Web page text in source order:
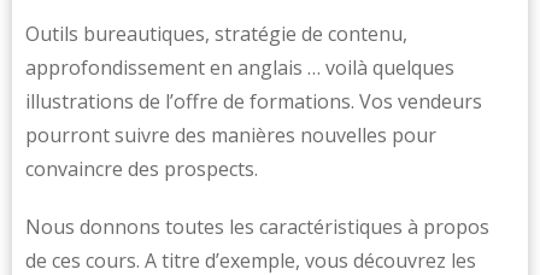
Outils bureautiques, stratégie de contenu,
approfondissement en anglais … voilà quelques
illustrations de l’offre de formations. Vos vendeurs
pourront suivre des manières nouvelles pour
convaincre des prospects.
Nous donnons toutes les caractéristiques à propos
de ces cours. A titre d’exemple, vous découvrez les